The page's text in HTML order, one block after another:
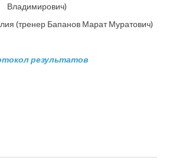
Владимирович)
(тренер Бапанов Марат Муратович)
результатов